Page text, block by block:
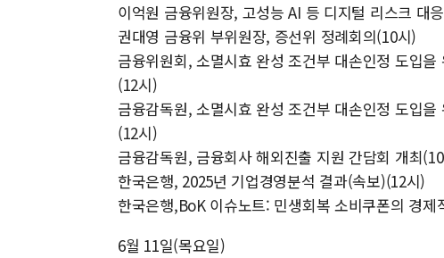
이억원 금융위원장, 고성능 AI 등 디지털 리스크 대
권대영 금융위 부위원장, 증선위 정례회의(10시)
금융위원회, 소멸시효 완성 조건부 대손인정 도입
(12시)
금융감독원, 소멸시효 완성 조건부 대손인정 도입
(12시)
금융감독원, 금융회사 해외진출 지원 간담회 개최
한국은행, 2025년 기업경영분석 결과(속보)(12시)
한국은행,BoK 이슈노트: 민생회복 소비쿠폰의 경제
6월 11일(목요일)